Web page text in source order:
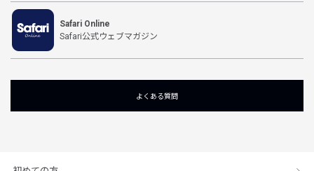
Safari Online
Safari公式ウェブマガジン
よくある質問